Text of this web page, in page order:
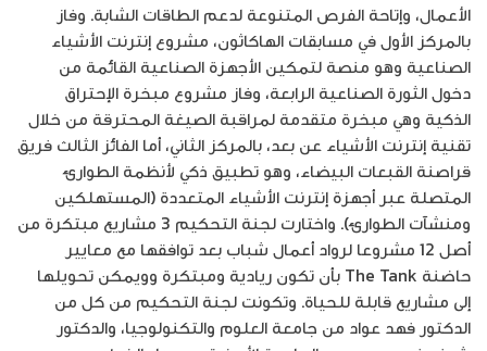
الأعمال، وإتاحة الفرص المتنوعة لدعم الطاقات الشابة. وفاز
بالمركز الأول في مسابقات الهاكاثون، مشروع إنترنت الأشياء
الصناعية وهو منصة لتمكين الأجهزة الصناعية القائمة من
دخول الثورة الصناعية الرابعة، وفاز مشروع مبخرة الإحتراق
الذكية وهي مبخرة متقدمة لمراقبة الصيغة المحترقة من خلال
تقنية إنترنت الأشياء عن بعد، بالمركز الثاني، أما الفائز الثالث فريق
قراصنة القبعات البيضاء، وهو تطبيق ذكي لأنظمة الطوارئ
المتصلة عبر أجهزة إنترنت الأشياء المتعددة (المستهلكين
ومنشآت الطوارئ). واختارت لجنة التحكيم 3 مشاريع مبتكرة من
أصل 12 مشروعا لرواد أعمال شباب بعد توافقها مع معايير
حاضنة The Tank بأن تكون ريادية ومبتكرة وويمكن تحويلها
إلى مشاريع قابلة للحياة. وتكونت لجنة التحكيم من كل من
الدكتور فهد عواد من جامعة العلوم والتكنولوجيا، والدكتور